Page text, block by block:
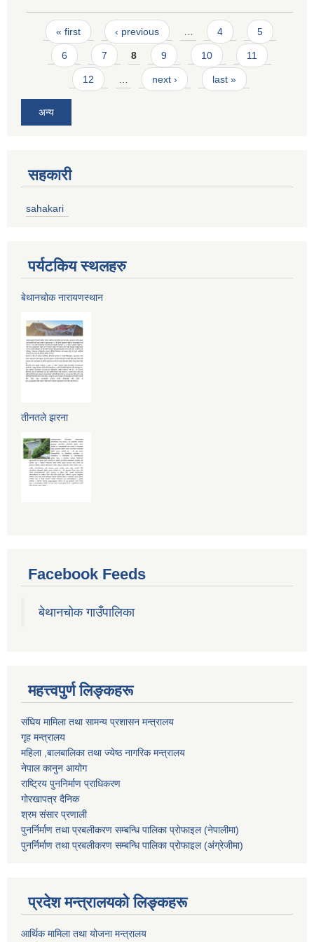
Pages
« first ‹ previous … 4 5
6 7 8 9 10 11
12 … next › last »
अन्य
सहकारी
sahakari
पर्यटकिय स्थलहरु
बेथानचोक नारायणस्थान
तीनतले झरना
Facebook Feeds
बेथानचोक गाउँपालिका
महत्त्वपुर्ण लिङ्कहरू
संघिय मामिला तथा सामन्य प्रशासन मन्त्रालय
गृह मन्त्रालय
महिला ,बालबालिका तथा ज्येष्ठ नागरिक मन्त्रालय
नेपाल कानुन आयोग
राष्ट्रिय पुननिर्माण प्राधिकरण
गोरखापत्र दैनिक
श्रम संसार प्रणाली
पुनर्निर्माण तथा प्रबलीकरण सम्बन्धि पालिका प्राेफाइल (नेपालीमा)
पुनर्निर्माण तथा प्रबलीकरण सम्बन्धि पालिका प्राेफाइल(अंग्रेजीमा)
प्रदेश मन्त्रालयको लिङ्कहरू
आर्थिक मामिला तथा योजना मन्त्रालय